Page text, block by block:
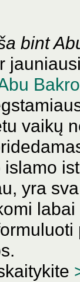
bint
Bakro
vaikų
islamo
yra